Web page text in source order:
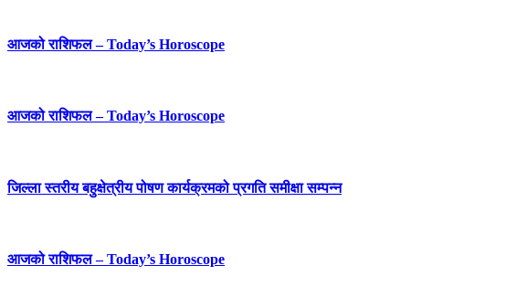
आजको राशिफल – Today’s Horoscope
आजको राशिफल – Today’s Horoscope
जिल्ला स्तरीय बहुक्षेत्रीय पोषण कार्यक्रमको प्रगति समीक्षा सम्पन्न
आजको राशिफल – Today’s Horoscope